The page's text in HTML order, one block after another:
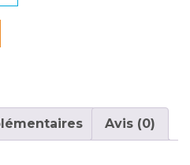
Avis (0)